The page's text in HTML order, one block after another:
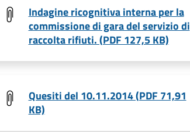
Indagine ricognitiva interna per la
commissione di gara del servizio di
raccolta rifiuti. (PDF 127,5 KB)
Quesiti del 10.11.2014 (PDF 71,91
KB)